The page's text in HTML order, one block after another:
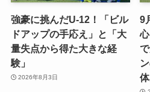
強豪に挑んだU-12！「ビル
ドアップの手応え」と「大
量失点から得た大きな経
験」
2026年8月3日
9
体